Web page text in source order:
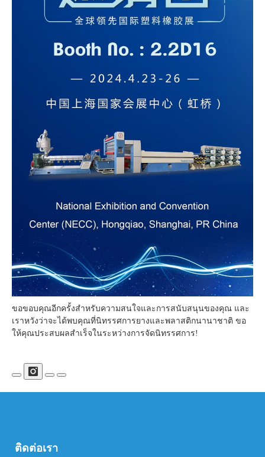
ขอขอบคุณอีกครั้งสำหรับความสนใจและการสนับสนุนของคุณ และ
เราหวังว่าจะได้พบคุณที่นิทรรศการยางและพลาสติกนานาชาติ ขอ
ให้คุณประสบผลสำเร็จในระหว่างการจัดนิทรรศการ!
ติดต่อเรา